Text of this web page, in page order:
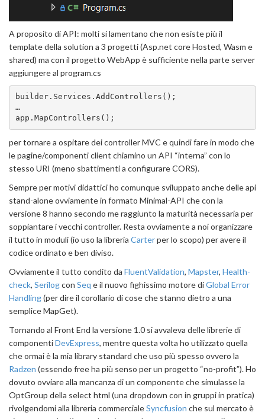
A proposito di API: molti si lamentano che non esiste più il
template della solution a 3 progetti (Asp.net core Hosted, Wasm e
shared) ma con il progetto WebApp è sufficiente nella parte server
aggiungere al program.cs
builder.Services.AddControllers();
…
app.MapControllers();
per tornare a ospitare dei controller MVC e quindi fare in modo che
le pagine/componenti client chiamino un API “interna” con lo
stesso URI (meno sbattimenti a configurare CORS).
Sempre per motivi didattici ho comunque sviluppato anche delle api
stand-alone ovviamente in formato Minimal-API che con la
versione 8 hanno secondo me raggiunto la maturità necessaria per
soppiantare i vecchi controller. Resta ovviamente a noi organizzare
il tutto in moduli (io uso la libreria Carterper lo scopo) per avere il
codice ordinato e ben diviso.
Ovviamente il tutto condito da FluentValidation, Mapster, Health-
check, Serilogcon Seq e il nuovo fighissimo motore diGlobal Error
Handling(per dire il corollario di cose che stanno dietro a una
semplice MapGet).
Tornando al Front End la versione 1.0 si avvaleva delle librerie di
componentiDevExpress, mentre questa volta ho utilizzato quella
che ormai è la mia library standard che uso più spesso ovvero la
Radzen (essendo free ha più senso per un progetto “no-profit”). Ho
dovuto ovviare alla mancanza di un componente che simulasse la
OptGroup della select html (una dropdown con in gruppi in pratica)
rivolgendomi alla libreria commercialeSyncfusion che sul mercato è